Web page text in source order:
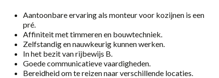
Aantoonbare ervaring als monteur voor kozijnen is een
pré.
Affiniteit met timmeren en bouwtechniek.
Zelfstandig en nauwkeurig kunnen werken.
In het bezit van rijbewijs B.
Goede communicatieve vaardigheden.
Bereidheid om te reizen naar verschillende locaties.
Rotterdam
Scherpenzeel
Stroe